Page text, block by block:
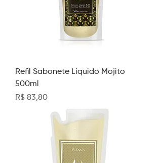
Refil Sabonete Líquido Mojito
500ml
Preço
R$ 83,80